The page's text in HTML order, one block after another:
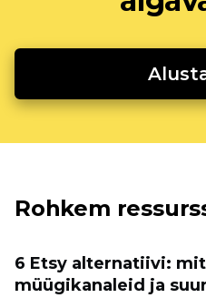
Rohkem
6 Etsy alternatiivi:
müügikanaleid ja